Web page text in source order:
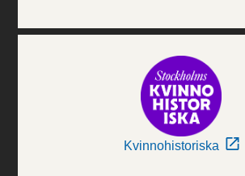
Kvinnohistoriska